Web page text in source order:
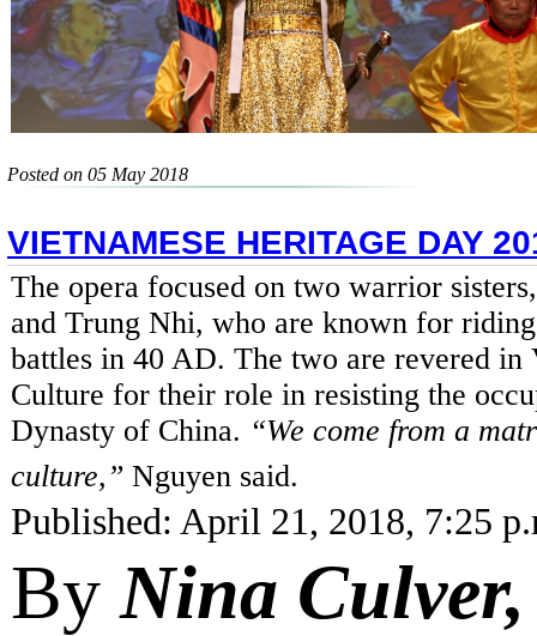
Posted on 05 May 2018
VIETNAMESE HERITAGE DAY
The opera focused on two warrior
and Trung Nhi, who are known for
battles in 40 AD. The two are revered in
Culture for their role in resisting the
Dynasty of China. “We come from a
culture,” Nguyen said.
Published: April 21, 2018, 7:25
ByNina